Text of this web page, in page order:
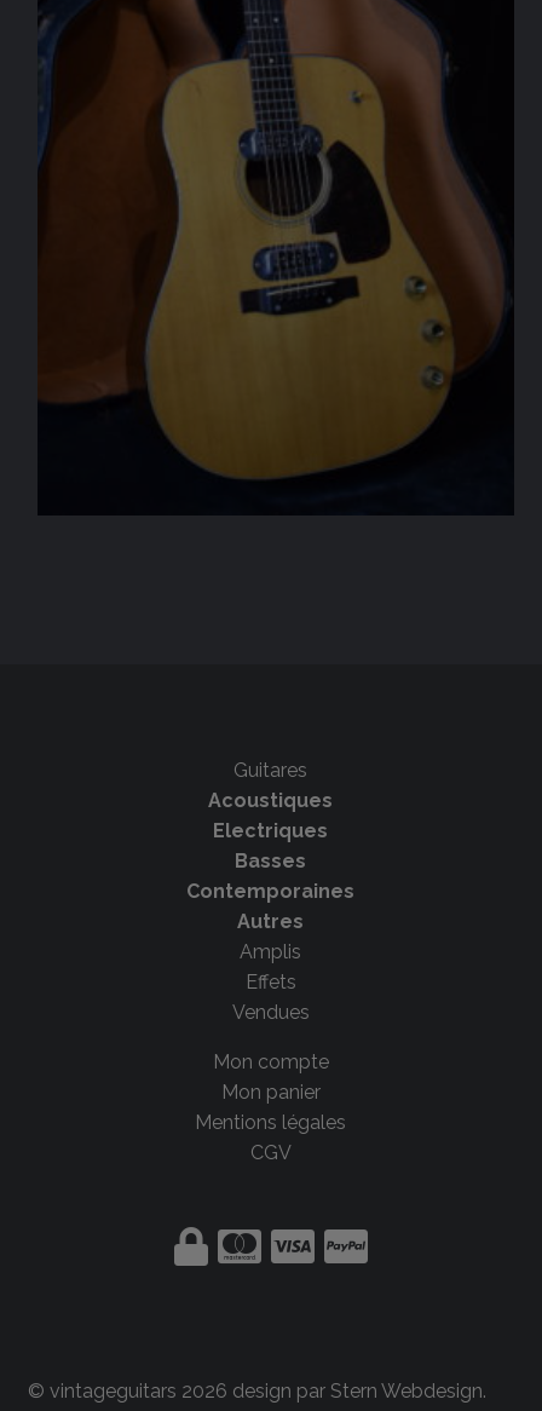
Guitares
Acoustiques
Electriques
Basses
Contemporaines
Autres
Amplis
Effets
Vendues
Mon compte
Mon panier
Mentions légales
CGV
© vintageguitars 2026 design par Stern Webdesign.